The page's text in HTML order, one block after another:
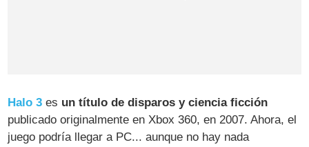
Halo 3 es un título de disparos y ciencia ficción
publicado originalmente en Xbox 360, en 2007. Ahora, el
juego podría llegar a PC... aunque no hay nada